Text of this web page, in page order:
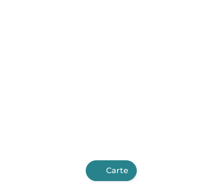
Carte